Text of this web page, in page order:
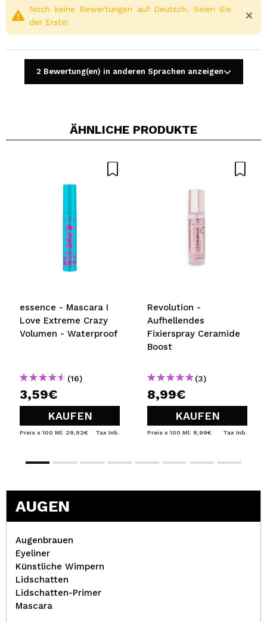
Ein Video oder Foto teilen
Würden Sie diesen Kauf empfehlen?
Noch keine Bewertungen auf Deutsch. Seien Sie
der Erste!
2 Bewertung(en) in anderen Sprachen anzeigen
ÄHNLICHE PRODUKTE
essence - Mascara I
Love Extreme Crazy
Volumen - Waterproof
(16)
3,59€
KAUFEN
Preis x 100 Ml: 29,92€ Tax Inb.
Revolution -
Aufhellendes
Fixierspray Ceramide
Boost
(3)
8,99€
KAUFEN
Preis x 100 Ml: 8,99€ Tax Inb.
AUGEN
Augenbrauen
Eyeliner
Künstliche Wimpern
Lidschatten
Lidschatten-Primer
Mascara